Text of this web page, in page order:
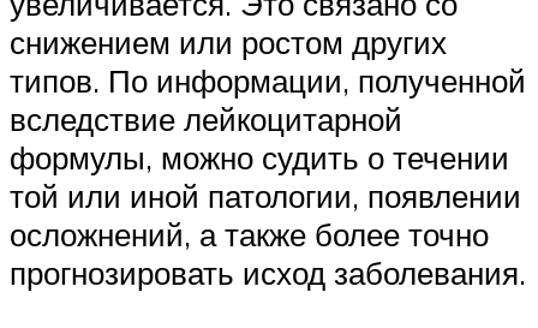
снижением или ростом других
типов. По информации, полученной
вследствие лейкоцитарной
формулы, можно судить о течении
той или иной патологии, появлении
осложнений, а также более точно
прогнозировать исход заболевания.